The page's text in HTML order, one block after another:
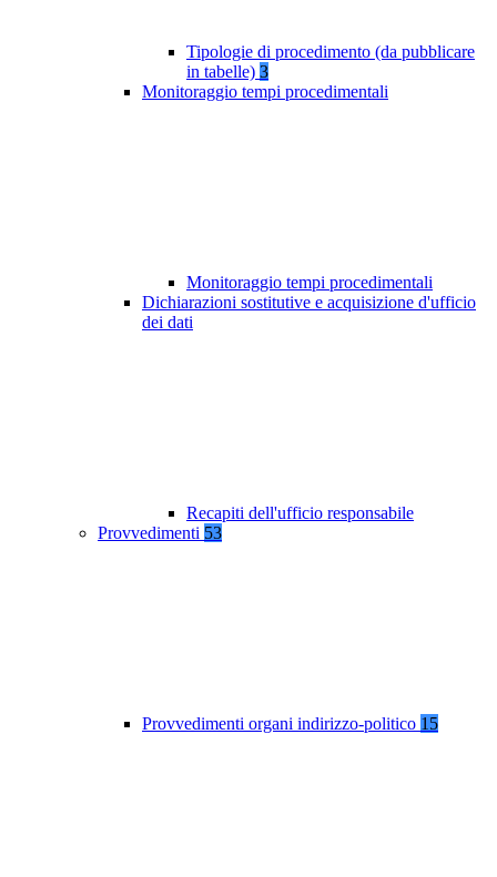
Tipologie di procedimento (da pubblicare
in tabelle) 3
Monitoraggio tempi procedimentali
Monitoraggio tempi procedimentali
Dichiarazioni sostitutive e acquisizione d'ufficio
dei dati
Recapiti dell'ufficio responsabile
Provvedimenti 53
Provvedimenti organi indirizzo-politico 15